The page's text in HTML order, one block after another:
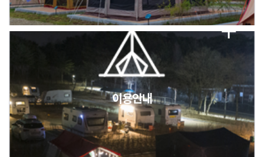
캠핑장(9월1일~6일) 미운영 공지
2026년 5월 캠핑장 안점 점검의 날 변경 안내
캠핑장(9월1일~6일) 미운영 공지
이용안내